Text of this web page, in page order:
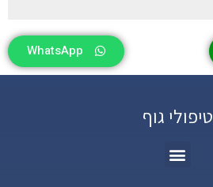
WhatsApp
טיפולי גוף